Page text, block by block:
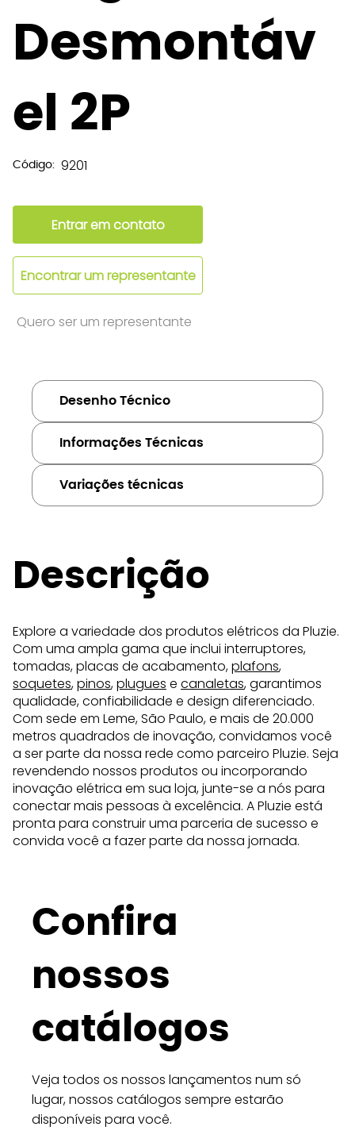
Desmontáv
el 2P
Código: 9201
Entrar em contato
Encontrar um representante
Quero ser um representante
Desenho Técnico
Informações Técnicas
Variações técnicas
Descrição
Explore a variedade dos produtos elétricos da Pluzie.
Com uma ampla gama que inclui interruptores,
tomadas, placas de acabamento,plafons,
soquetes,pinos,plugues e canaletas, garantimos
qualidade, confiabilidade e design diferenciado.
Com sede em Leme, São Paulo, e mais de 20.000
metros quadrados de inovação, convidamos você
a ser parte da nossa rede como parceiro Pluzie. Seja
revendendo nossos produtos ou incorporando
inovação elétrica em sua loja, junte-se a nós para
conectar mais pessoas à excelência. A Pluzie está
pronta para construir uma parceria de sucesso e
convida você a fazer parte da nossa jornada.
Confira
nossos
catálogos
Veja todos os nossos lançamentos num só
lugar, nossos catálogos sempre estarão
disponíveis para você.